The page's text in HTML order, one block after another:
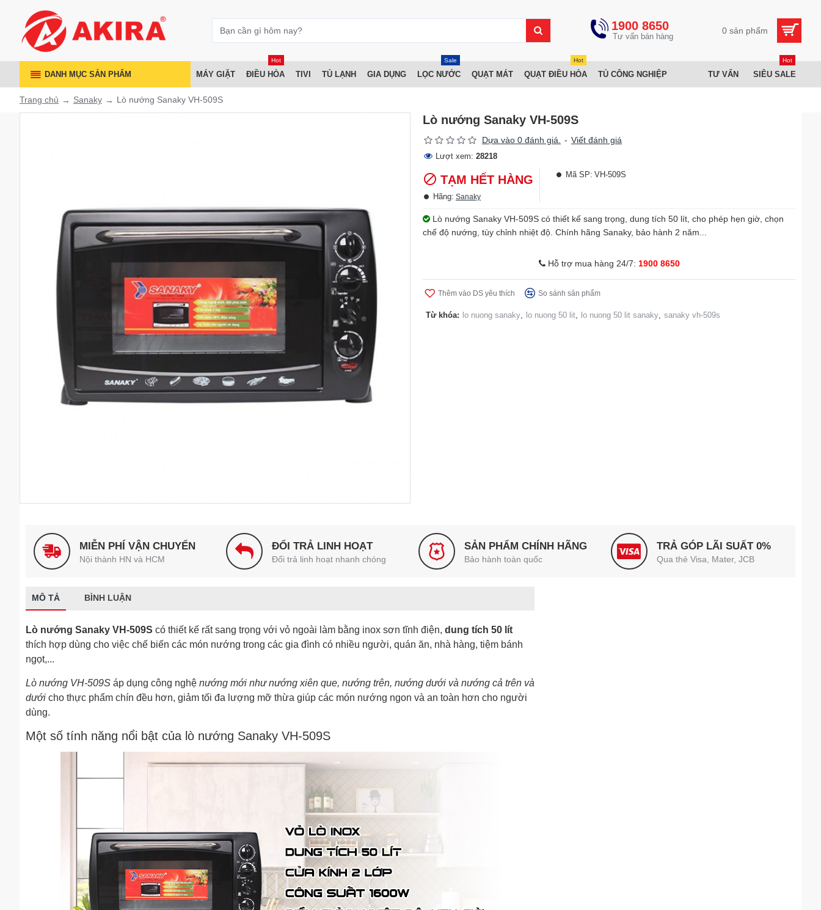
1900 8650 0 sản phẩm
DANH MỤC SẢN PHẨM MÁY GIẶT ĐIỀU HÒA
Hot
TIVI TỦ LẠNH GIA DỤNG LỌC NƯỚC
Sale
QUẠT MÁT QUẠT ĐIỀU HÒA
Hot
TỦ CÔNG NGHIỆP TƯ VẤN SIÊU SALE
Hot
Trang chủ Sanaky Lò nướng Sanaky VH-509S
Lò nướng Sanaky VH-509S
Dựa vào 0 đánh giá. - Viết đánh giá
Lượt xem: 28218
TẠM HẾT HÀNG
Hãng: Sanaky
Mã SP: VH-509S
Lò nướng Sanaky VH-509S có thiết kế sang trọng, dung tích 50 lít, cho phép hẹn giờ, chọn
chế độ nướng, tùy chỉnh nhiệt độ. Chính hãng Sanaky, bảo hành 2 năm...
Hỗ trợ mua hàng 24/7: 1900 8650
Thêm vào DS yêu thích So sánh sản phẩm
Từ khóa: lo nuong sanaky, lo nuong 50 lit, lo nuong 50 lit sanaky, sanaky vh-509s
MIỄN PHÍ VẬN CHUYỂN
Nội thành HN và HCM
ĐỔI TRẢ LINH HOẠT
Đổi trả linh hoạt nhanh chóng
SẢN PHẨM CHÍNH HÃNG
Bảo hành toàn quốc
TRẢ GÓP LÃI SUẤT 0%
Qua thẻ Visa, Mater, JCB
MÔ TẢ BÌNH LUẬN
Lò nướng Sanaky VH-509S có thiết kế rất sang trọng với vỏ ngoài làm bằng inox sơn tĩnh điện, dung tích 50 lít
thích hợp dùng cho việc chế biến các món nướng trong các gia đình có nhiều người, quán ăn, nhà hàng, tiệm bánh
ngọt,...
Lò nướng VH-509S áp dụng công nghệ nướng mới như nướng xiên que, nướng trên, nướng dưới và nướng cả trên và
dưới cho thực phẩm chín đều hơn, giảm tối đa lượng mỡ thừa giúp các món nướng ngon và an toàn hơn cho người
dùng.
Một số tính năng nổi bật của lò nướng Sanaky VH-509S